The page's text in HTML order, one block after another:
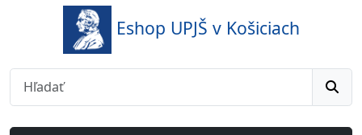
Eshop UPJŠ v Košiciach